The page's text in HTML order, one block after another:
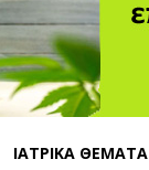
ΙΑΤΡΙΚΆ ΘΈΜΑΤΑ